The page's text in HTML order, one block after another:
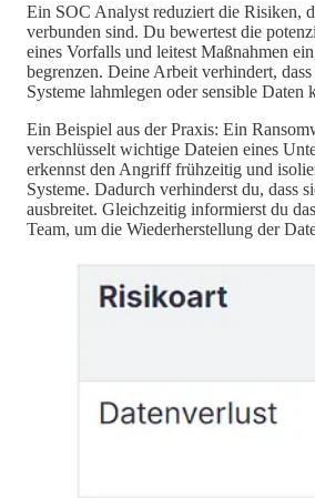
Ein SOC Analyst reduziert die Risiken,
verbunden sind. Du bewertest die
eines Vorfalls und leitest Maßnahmen
begrenzen. Deine Arbeit verhindert,
Systeme lahmlegen oder sensible Daten
Ein Beispiel aus der Praxis: Ein
verschlüsselt wichtige Dateien eines
erkennst den Angriff frühzeitig und
Systeme. Dadurch verhinderst du, dass
ausbreitet. Gleichzeitig informierst du
Team, um die Wiederherstellung der